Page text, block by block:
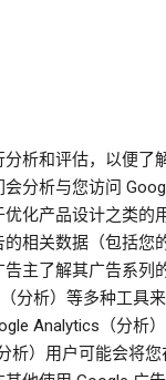
析和评估，以便了
分析与您访问
化产品设计之类的
相关数据（包括您
主了解其广告系列
分析）等多种工具
Analytics（分析）
析）用户可能会将